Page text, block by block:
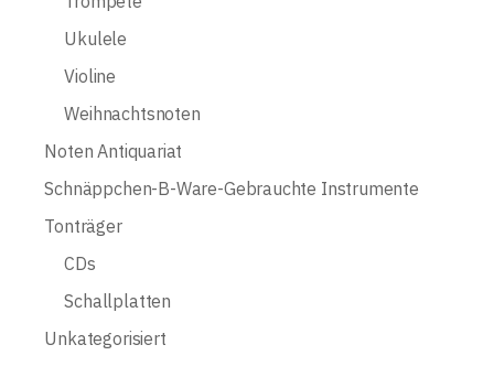
Ukulele
Violine
Weihnachtsnoten
Noten Antiquariat
Schnäppchen-B-Ware-Gebrauchte Instrumente
Tonträger
CDs
Schallplatten
Unkategorisiert